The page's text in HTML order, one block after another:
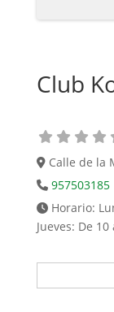
Club
Calle de la
957503185
Horario:
Jueves: De 10